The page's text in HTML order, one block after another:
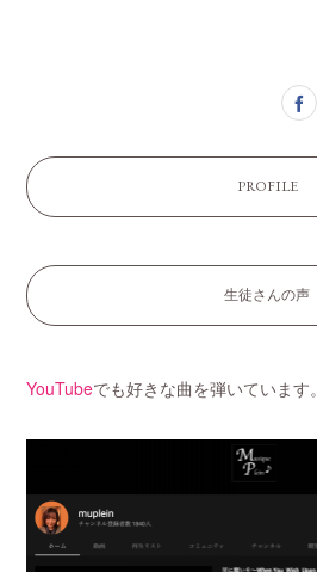
PROFILE
生徒さんの声
YouTubeでも好きな曲を弾いています。